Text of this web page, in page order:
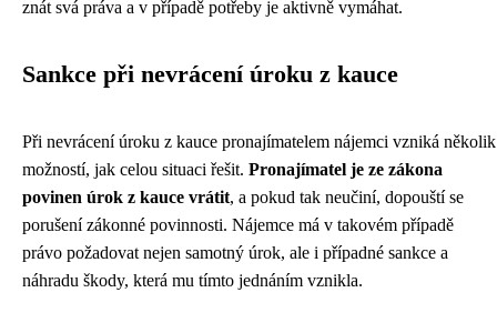
znát svá práva a v případě potřeby je aktivně vymáhat.
Sankce při nevrácení úroku z kauce
Při nevrácení úroku z kauce pronajímatelem nájemci vzniká několik
možností, jak celou situaci řešit. Pronajímatel je ze zákona
povinen úrok z kauce vrátit, a pokud tak neučiní, dopouští se
porušení zákonné povinnosti. Nájemce má v takovém případě
právo požadovat nejen samotný úrok, ale i případné sankce a
náhradu škody, která mu tímto jednáním vznikla.